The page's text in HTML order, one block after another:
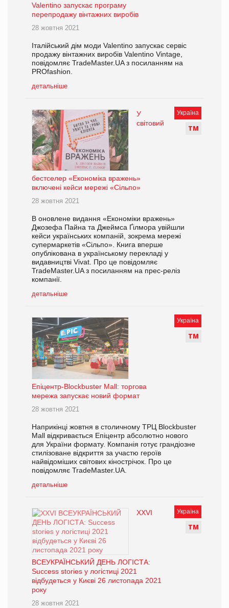
Valentino запускає програму
перепродажу вінтажних виробів
28 жовтня 2021
Італійський дім моди Valentino запускає сервіс
продажу вінтажних виробів Valentino Vintage,
повідомляє TradeMaster.UA з посиланням на
PROfashion.
детальніше
Україна
ТМ
У
світовий
бестселер «Економіка вражень»
включені кейси мережі «Сільпо»
28 жовтня 2021
В оновлене видання «Економіки вражень»
Джозефа Пайна та Джеймса Ґілмора увійшли
кейси українських компаній, зокрема мережі
супермаркетів «Сільпо». Книга вперше
опублікована в українському перекладі у
видавництві Vivat. Про це повідомляє
TradeMaster.UA з посиланням на прес-реліз
компанії.
детальніше
Україна
ТМ
Епіцентр-Blockbuster Mall: торгова
мережа запускає новий формат
28 жовтня 2021
Наприкінці жовтня в столичному ТРЦ Blockbuster
Mall відкривається Епіцентр абсолютно нового
для України формату. Компанія готує грандіозне
стилізоване відкриття за участю героїв
найвідоміших світових кінострічок. Про це
повідомляє TradeMaster.UA.
детальніше
Україна
ТМ
ХХVI
ВСЕУКРАЇНСЬКИЙ ДЕНЬ ЛОГІСТА:
Success stories у логістиці 2021
відбудеться у Києві 26 листопада 2021
року
28 жовтня 2021